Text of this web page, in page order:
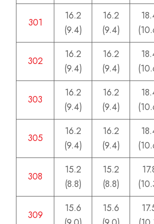
301
16.2
(9.4)
16.2
(9.4)
302
16.2
(9.4)
16.2
(9.4)
303
16.2
(9.4)
16.2
(9.4)
305
16.2
(9.4)
16.2
(9.4)
308
15.2
(8.8)
15.2
(8.8)
309
15.6
15.6